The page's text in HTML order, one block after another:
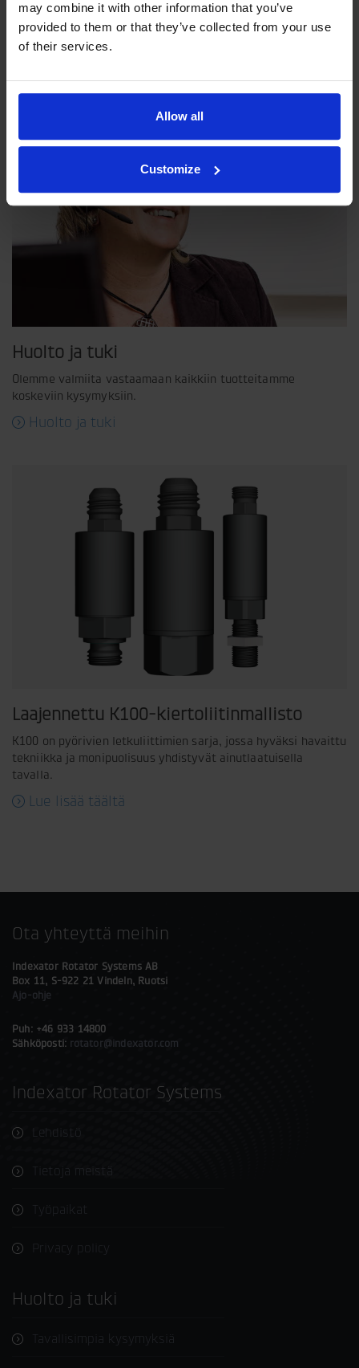
may combine it with other information that you’ve
provided to them or that they’ve collected from your use
of their services.
Allow all
Customize
Filosofiamme
Indexator Rotator Systems AB:n yritysfilosofia on yhteinen
Huolto ja tuki
Olemme valmiita vastaamaan kaikkiin tuotteitamme
koskeviin kysymyksiin.
Huolto ja tuki
Laajennettu K100-kiertoliitinmallisto
K100 on pyörivien letkuliittimien sarja, jossa hyväksi havaittu
tekniikka ja monipuolisuus yhdistyvät ainutlaatuisella
tavalla.
Lue lisää täältä
Ota yhteyttä meihin
Indexator Rotator Systems AB
Box 11, S-922 21 Vindeln, Ruotsi
Ajo-ohje
Puh: +46 933 14800
Sähköposti: rotator@indexator.com
Indexator Rotator Systems
Lehdistö
Tietoja meistä
Työpaikat
Huolto ja tuki
Tavallisimpia kysymyksiä